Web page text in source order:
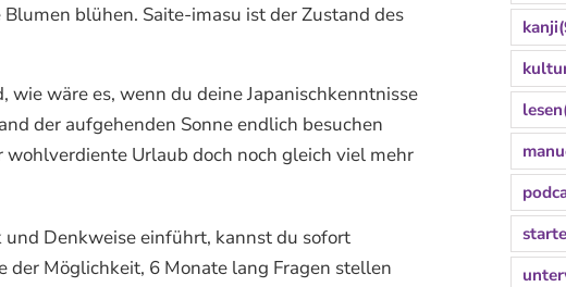
blühen. Saite-imasu ist der Zustand des
wäre es, wenn du deine Japanischkenntnisse
der aufgehenden Sonne endlich besuchen
Urlaub doch noch gleich viel mehr
und Denkweise einführt, kannst du sofort
Möglichkeit, 6 Monate lang Fragen stellen
kanji
lesen